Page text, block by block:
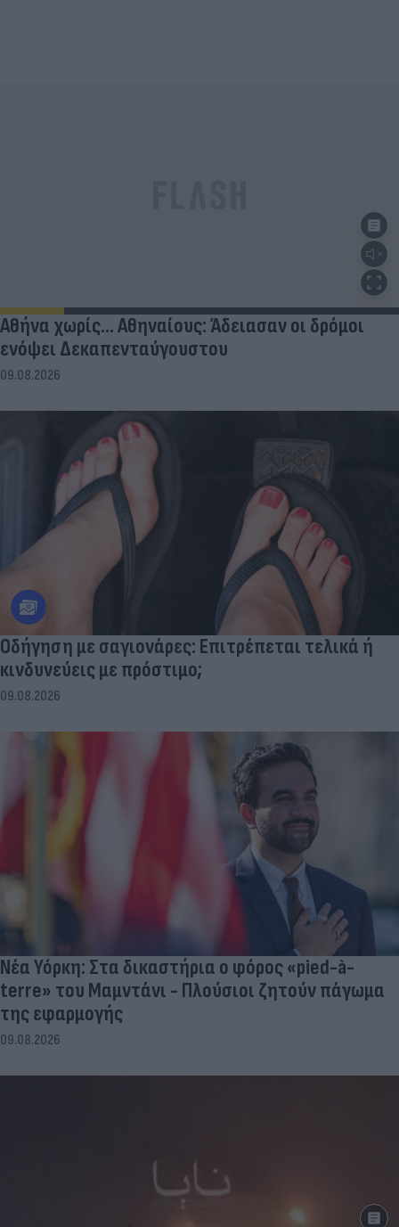
Αθήνα χωρίς… Αθηναίους: Άδειασαν οι δρόμοι
ενόψει Δεκαπενταύγουστου
09.08.2026
Οδήγηση με σαγιονάρες: Επιτρέπεται τελικά ή
κινδυνεύεις με πρόστιμο;
09.08.2026
Νέα Υόρκη: Στα δικαστήρια ο φόρος «pied-à-
terre» του Μαμντάνι - Πλούσιοι ζητούν πάγωμα
της εφαρμογής
09.08.2026